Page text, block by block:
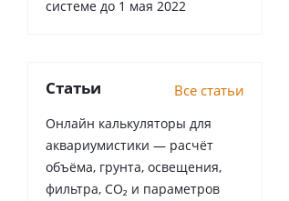
системе до 1 мая 2022
Статьи Все статьи
Онлайн калькуляторы для
аквариумистики — расчёт
объёма, грунта, освещения,
фильтра, CO₂ и параметров